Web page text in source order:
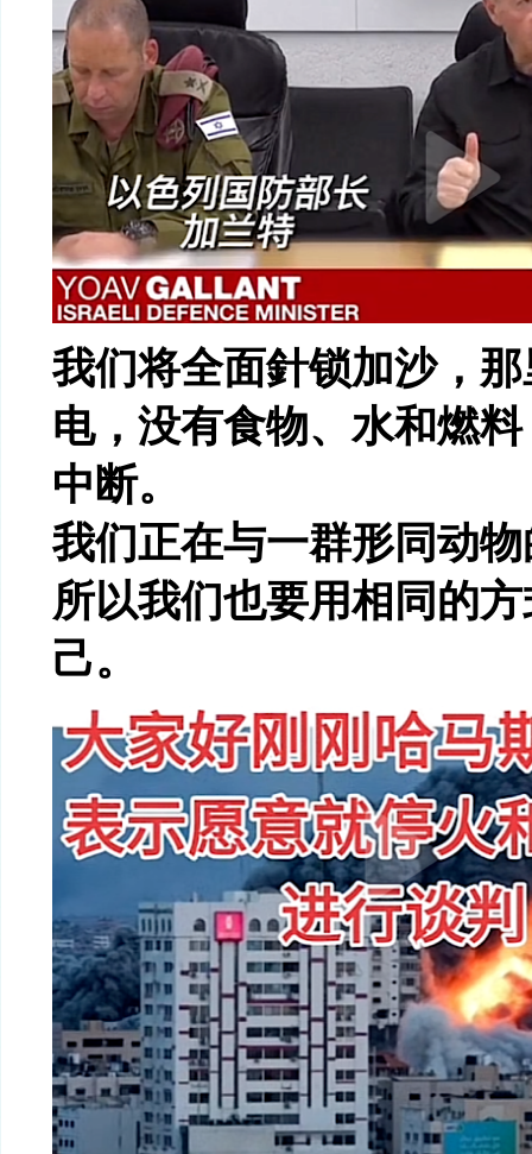
我们将全面針锁加沙，
电，没有食物、水和燃
中断。
我们正在与一群形同动
所以我们也要用相同的
己。